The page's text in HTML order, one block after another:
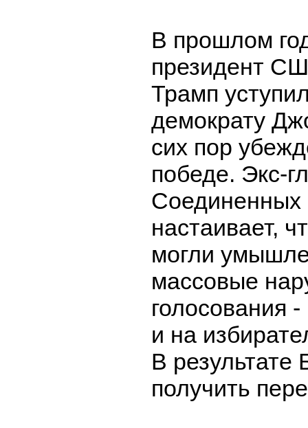
В прошлом
президент
Трамп
демократу
сих пор
победе. Экс-
Соединенных
настаивает,
могли
массовые
голосования -
и на
В результате
получить